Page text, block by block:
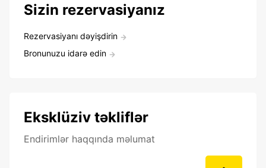
Sizin rezervasiyanız
Rezervasiyanı dəyişdirin
Bronunuzu idarə edin
Eksklüziv təkliflər
Endirimlər haqqında məlumat